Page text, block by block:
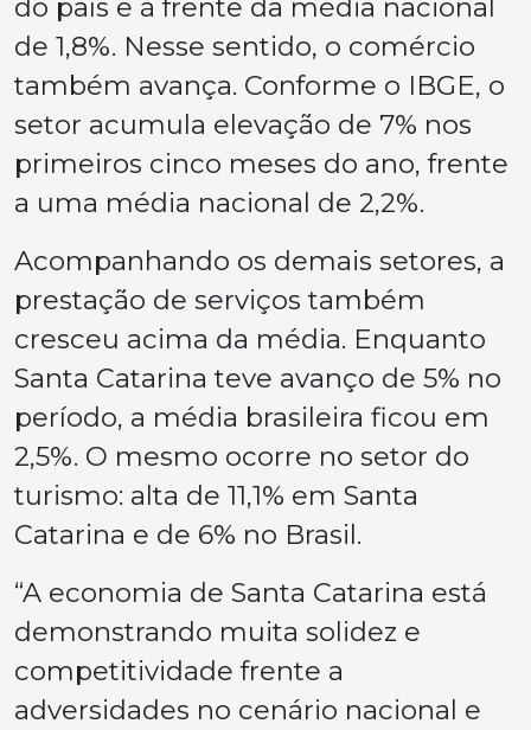
do país e à frente da média nacional
de 1,8%. Nesse sentido, o comércio
também avança. Conforme o IBGE, o
setor acumula elevação de 7% nos
primeiros cinco meses do ano, frente
a uma média nacional de 2,2%.
Acompanhando os demais setores, a
prestação de serviços também
cresceu acima da média. Enquanto
Santa Catarina teve avanço de 5% no
período, a média brasileira ficou em
2,5%. O mesmo ocorre no setor do
turismo: alta de 11,1% em Santa
Catarina e de 6% no Brasil.
“A economia de Santa Catarina está
demonstrando muita solidez e
competitividade frente a
adversidades no cenário nacional e